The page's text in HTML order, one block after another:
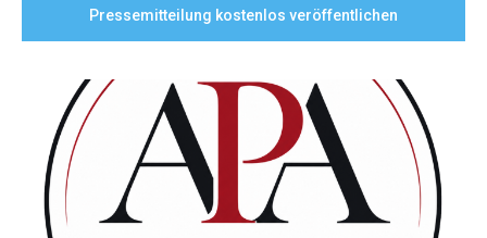
Pressemitteilung kostenlos veröffentlichen